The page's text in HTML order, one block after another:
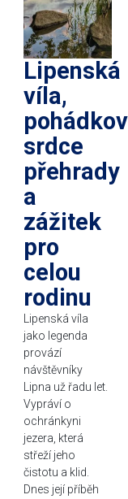
Lipenská
víla,
srdce
přehrady
a
zážitek
pro
celou
rodinu
Lipenská víla
jako legenda
provází
návštěvníky
Lipna už řadu let.
Vypráví o
ochránkyni
jezera, která
střeží jeho
čistotu a klid.
Dnes její příběh